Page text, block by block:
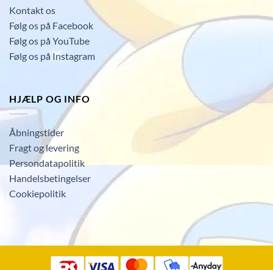
Kontakt os
Følg os på Facebook
Følg os på YouTube
Følg os på Instagram
HJÆLP OG INFO
Åbningstider
Fragt og levering
Persondatapolitik
Handelsbetingelser
Cookiepolitik